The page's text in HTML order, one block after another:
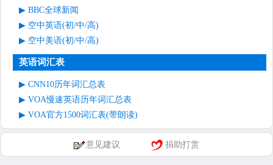
BBC全球新闻
空中英语(初/中/高)
空中美语(初/中/高)
英语词汇表
CNN10历年词汇总表
VOA慢速英语历年词汇总表
VOA官方1500词汇表(带朗读)
意见建议 捐助打赏